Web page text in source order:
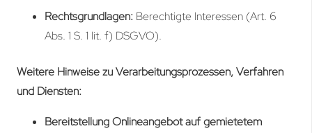
Rechtsgrundlagen: Berechtigte Interessen (Art. 6
Abs. 1 S. 1 lit. f) DSGVO).
Weitere Hinweise zu Verarbeitungsprozessen, Verfahren
und Diensten:
Bereitstellung Onlineangebot auf gemietetem